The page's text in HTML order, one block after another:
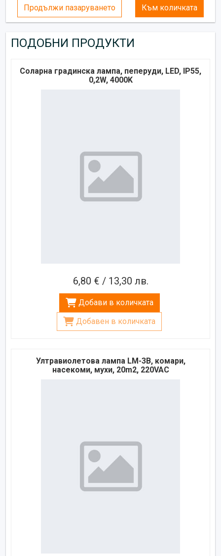
Продължи пазаруването Към количката
ПОДОБНИ ПРОДУКТИ
Соларна градинска лампа, пеперуди, LED, IP55,
0,2W, 4000K
6,80 € / 13,30 лв.
Добави в количката
Добавен в количката
Ултравиолетова лампа LM-3B, комари,
насекоми, мухи, 20m2, 220VAC